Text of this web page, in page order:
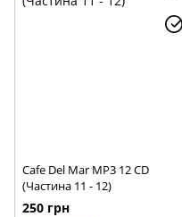
Cafe Del Mar MP3 12 CD
(Частина 11 - 12)
250 грн